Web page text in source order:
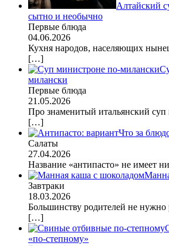
Алтайский
сытно и необычно
Первые блюда
04.06.2026
Кухня народов, населяющих
[…]
милански
Первые блюда
21.05.2026
Про знаменитый итальянский
[…]
Что за
Салаты
27.04.2026
Название «антипасто» не имеет
Завтраки
18.03.2026
Большинству родителей не нужно
[…]
«по-степному»